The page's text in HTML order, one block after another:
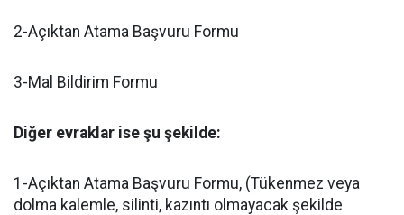
2-Açıktan Atama Başvuru Formu
3-Mal Bildirim Formu
Diğer evraklar ise şu şekilde:
1-Açıktan Atama Başvuru Formu, (Tükenmez veya
dolma kalemle, silinti, kazıntı olmayacak şekilde